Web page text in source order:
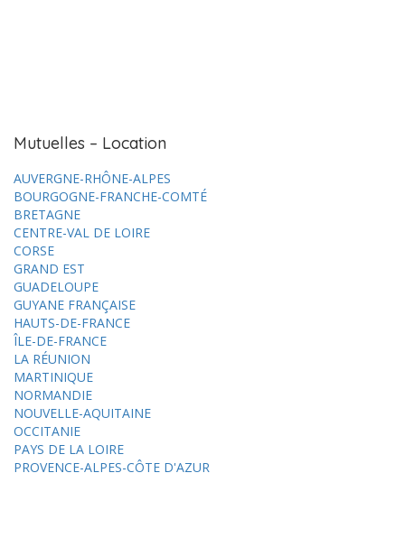
Mutuelles – Location
AUVERGNE-RHÔNE-ALPES
BOURGOGNE-FRANCHE-COMTÉ
BRETAGNE
CENTRE-VAL DE LOIRE
CORSE
GRAND EST
GUADELOUPE
GUYANE FRANÇAISE
HAUTS-DE-FRANCE
ÎLE-DE-FRANCE
LA RÉUNION
MARTINIQUE
NORMANDIE
NOUVELLE-AQUITAINE
OCCITANIE
PAYS DE LA LOIRE
PROVENCE-ALPES-CÔTE D'AZUR